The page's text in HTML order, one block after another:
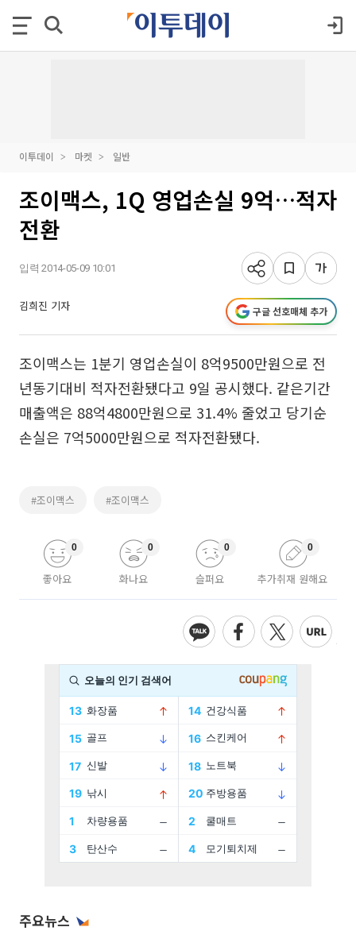
이투데이 마켓 일반
조이맥스, 1Q 영업손실 9억…적자
전환
입력 2014-05-09 10:01
김희진 기자 구글 선호매체 추가
조이맥스는 1분기 영업손실이 8억9500만원으로 전
년동기대비 적자전환됐다고 9일 공시했다. 같은기간
매출액은 88억4800만원으로 31.4% 줄었고 당기순
손실은 7억5000만원으로 적자전환됐다.
#조이맥스 #조이맥스
좋아요
0
화나요
0
슬퍼요
0
추가취재 원해요
0
주요뉴스